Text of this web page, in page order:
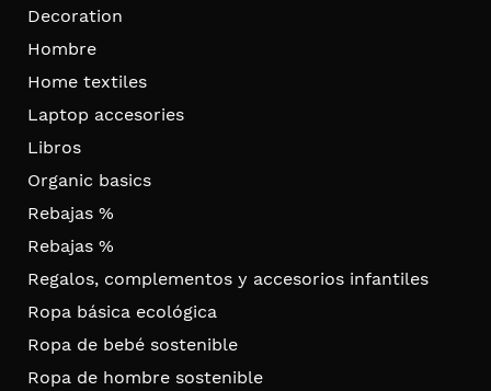
Decoration
Hombre
Home textiles
Laptop accesories
Libros
Organic basics
Rebajas %
Rebajas %
Regalos, complementos y accesorios infantiles
Ropa básica ecológica
Ropa de bebé sostenible
Ropa de hombre sostenible